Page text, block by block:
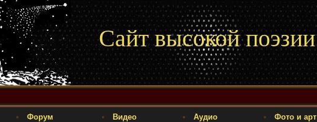
Сайт высокой поэзии
Форум Видео Аудио Фото и арт